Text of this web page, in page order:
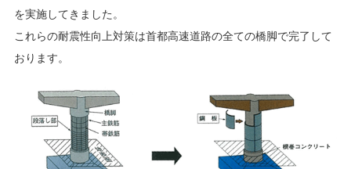
を実施してきました。
これらの耐震性向上対策は首都高速道路の全ての橋脚で完了して
おります。